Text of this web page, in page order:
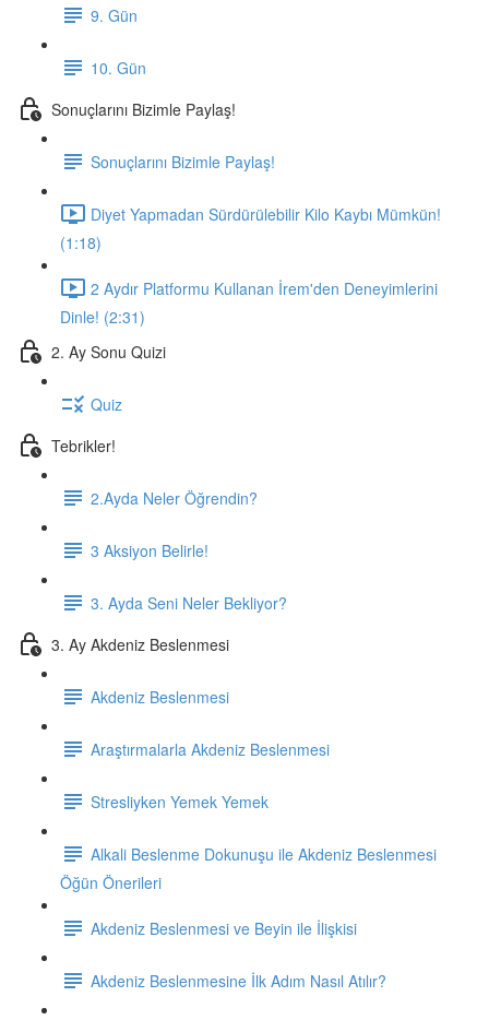
9. Gün
10. Gün
Sonuçlarını Bizimle Paylaş!
Sonuçlarını Bizimle Paylaş!
Diyet Yapmadan Sürdürülebilir Kilo Kaybı Mümkün!
(1:18)
2 Aydır Platformu Kullanan İrem'den Deneyimlerini
Dinle! (2:31)
2. Ay Sonu Quizi
Quiz
Tebrikler!
2.Ayda Neler Öğrendin?
3 Aksiyon Belirle!
3. Ayda Seni Neler Bekliyor?
3. Ay Akdeniz Beslenmesi
Akdeniz Beslenmesi
Araştırmalarla Akdeniz Beslenmesi
Stresliyken Yemek Yemek
Alkali Beslenme Dokunuşu ile Akdeniz Beslenmesi
Öğün Önerileri
Akdeniz Beslenmesi ve Beyin ile İlişkisi
Akdeniz Beslenmesine İlk Adım Nasıl Atılır?